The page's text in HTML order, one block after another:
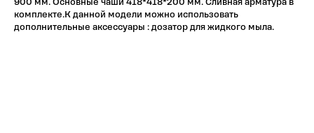
900 мм. Основные чаши 418*418*200 мм. Сливная арматура в
комплекте.К данной модели можно использовать
дополнительные аксессуары : дозатор для жидкого мыла.